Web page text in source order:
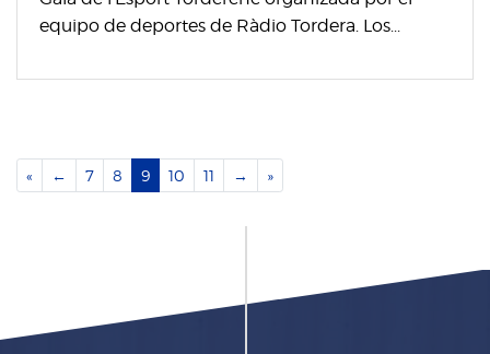
equipo de deportes de Ràdio Tordera. Los...
« ← 7 8 9 10 11 → »